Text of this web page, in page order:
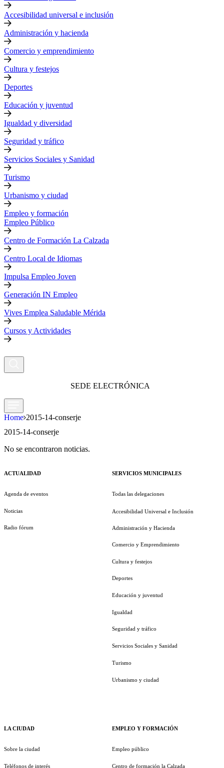
Accesibilidad universal e inclusión
Administración y hacienda
Comercio y emprendimiento
Cultura y festejos
Deportes
Educación y juventud
Igualdad y diversidad
Seguridad y tráfico
Servicios Sociales y Sanidad
Turismo
Urbanismo y ciudad
Empleo y formación
Empleo Público
Centro de Formación La Calzada
Centro Local de Idiomas
Impulsa Empleo Joven
Generación IN Empleo
Vives Emplea Saludable Mérida
Cursos y Actividades
SEDE ELECTRÓNICA
Home 2015-14-conserje
2015-14-conserje
No se encontraron noticias.
ACTUALIDAD
Agenda de eventos
Noticias
Radio fórum
LA CIUDAD
Sobre la ciudad
Teléfonos de interés
SERVICIOS MUNICIPALES
Todas las delegaciones
Accesibilidad Universal e Inclusión
Administración y Hacienda
Comercio y Emprendimiento
Cultura y festejos
Deportes
Educación y juventud
Igualdad
Seguridad y tráfico
Servicios Sociales y Sanidad
Turismo
Urbanismo y ciudad
EMPLEO Y FORMACIÓN
Empleo público
Centro de formación la Calzada